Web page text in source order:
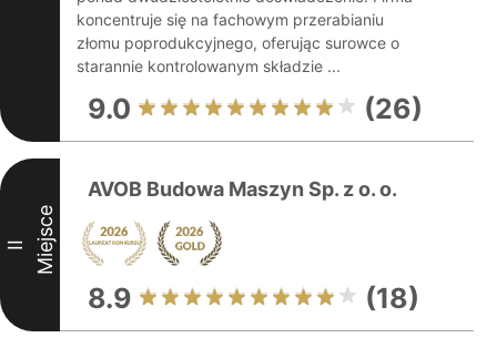
koncentruje się na fachowym przerabianiu
złomu poprodukcyjnego, oferując surowce o
starannie kontrolowanym składzie ...
9.0 (26)
II Miejsce
AVOB Budowa Maszyn Sp. z o. o.
8.9 (18)